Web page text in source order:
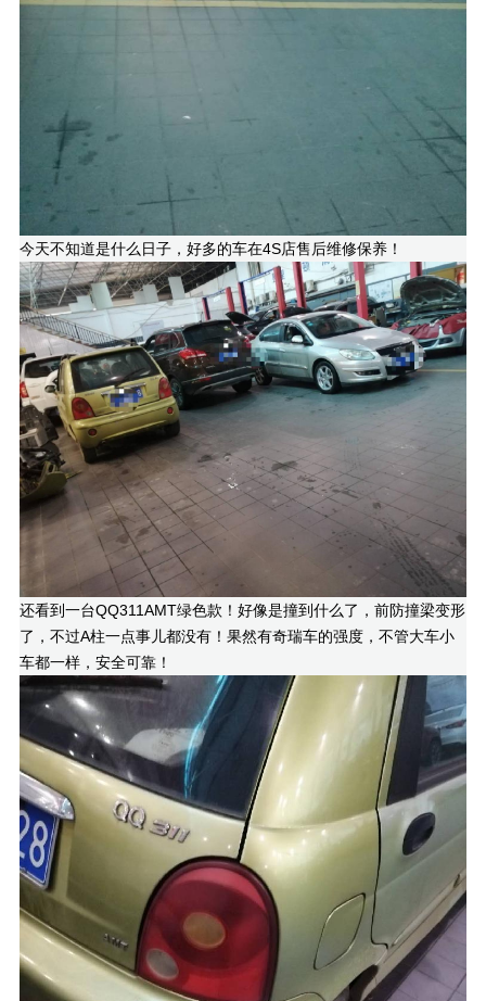
今天不知道是什么日子，好多的车在4S店售后维修保养！
还看到一台QQ311AMT绿色款！好像是撞到什么了，前防撞梁变形
了，不过A柱一点事儿都没有！果然有奇瑞车的强度，不管大车小
车都一样，安全可靠！